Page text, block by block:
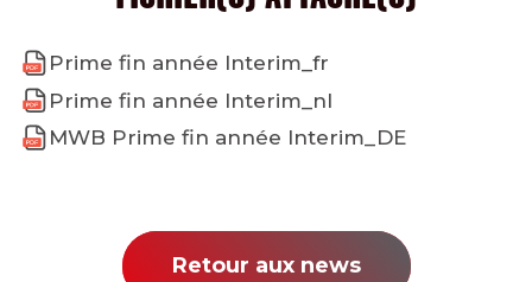
Prime fin année Interim_fr
Prime fin année Interim_nl
MWB Prime fin année Interim_DE
Retour aux news